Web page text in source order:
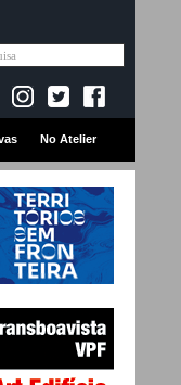
No Atelier